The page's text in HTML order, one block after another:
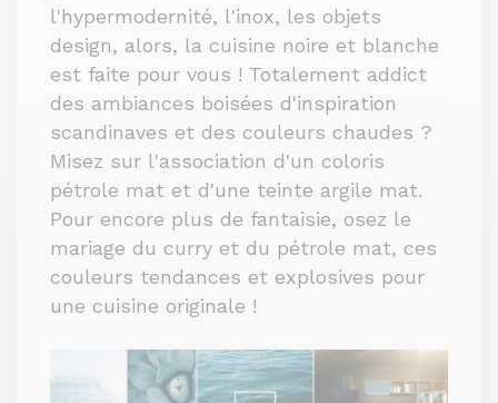
l'hypermodernité, l'inox, les objets
design, alors, la cuisine noire et blanche
est faite pour vous ! Totalement addict
des ambiances boisées d'inspiration
scandinaves et des couleurs chaudes ?
Misez sur l'association d'un coloris
pétrole mat et d'une teinte argile mat.
Pour encore plus de fantaisie, osez le
mariage du curry et du pétrole mat, ces
couleurs tendances et explosives pour
une cuisine originale !